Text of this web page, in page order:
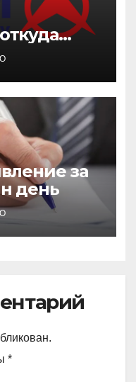
за
день
*